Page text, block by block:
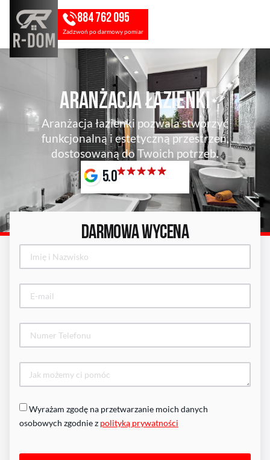
884 762 095
Zadzwoń po darmowy pomiar
Aranżacja Łazienki
Aranżacja łazienki pozwala stworzyć
funkcjonalną i estetyczną przestrzeń,
dostosowaną do Twoich potrzeb.
5.0
DARMOWA WYCENA
Wyrażam zgodę na przetwarzanie moich danych
osobowych zgodnie z polityką prywatności